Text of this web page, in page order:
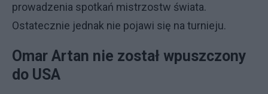
prowadzenia spotkań mistrzostw świata.
Ostatecznie jednak nie pojawi się na turnieju.
Omar Artan nie został wpuszczony
do USA